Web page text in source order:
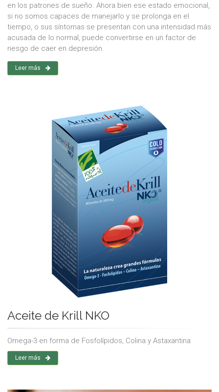
en los patrones de sueño. Ahora bien ese estado emocional,
si no somos capaces de manejarlo y se prolonga en el
tiempo, o sus síntomas se presentan con una intensidad más
acusada de lo normal, puede convertirse en un factor de
riesgo de caer en depresión.
Leer más
Aceite de Krill NKO
Omega-3 en forma de Fosfolípidos, Colina y Astaxantina
Leer más